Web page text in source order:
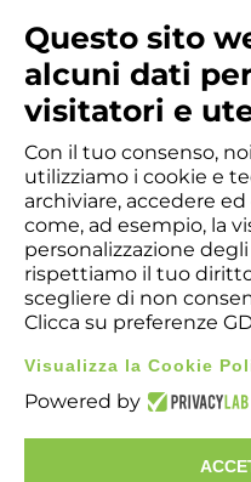
ISO
​ICIM-
Tutte
​Copyright © 2026 - A.
legale: Via G. Botero
Questo sito
alcuni dati
visitatori e
Con il tuo consenso,
utilizziamo i cookie e
archiviare, accedere
come, ad esempio, la
personalizzazione
rispettiamo il tuo
scegliere di non
Clicca su preferenze
Visualizza la Cookie
Powered by